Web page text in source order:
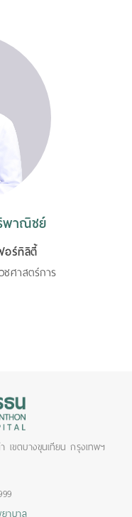
พาณิชย์
ร์ทิลิตี้
ชศาสตร์การ
ขตบางขุนเทียน กรุงเทพฯ